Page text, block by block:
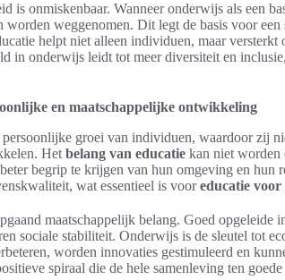
is onmiskenbaar. Wanneer onderwijs als een
worden weggenomen. Dit legt de basis voor
helpt niet alleen individuen, maar versterkt
in onderwijs leidt tot meer diversiteit en
en maatschappelijke ontwikkeling
groei van individuen, waardoor zij
Het belang van educatie kan niet worden
begrip te krijgen van hun omgeving en hun
wat essentieel is vooreducatie
maatschappelijk belang. Goed opgeleide
sociale stabiliteit. Onderwijs is de sleutel tot
worden innovaties gestimuleerd en
spiraal die de hele samenleving ten